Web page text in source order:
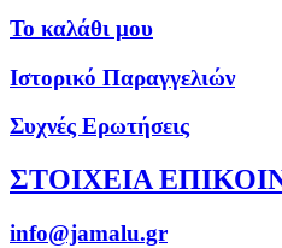
Το καλάθι μου
Ιστορικό Παραγγελιών
Συχνές Ερωτήσεις
ΣΤΟΙΧΕΙΑ
info@jamalu.gr